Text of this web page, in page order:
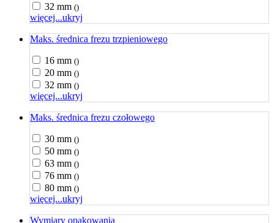
32 mm ()
więcej...ukryj
Maks. średnica frezu trzpieniowego
16 mm ()
20 mm ()
32 mm ()
więcej...ukryj
Maks. średnica frezu czołowego
30 mm ()
50 mm ()
63 mm ()
76 mm ()
80 mm ()
więcej...ukryj
Wymiary opakowania